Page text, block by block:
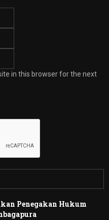
in this browser for the next
Penegakan Hukum